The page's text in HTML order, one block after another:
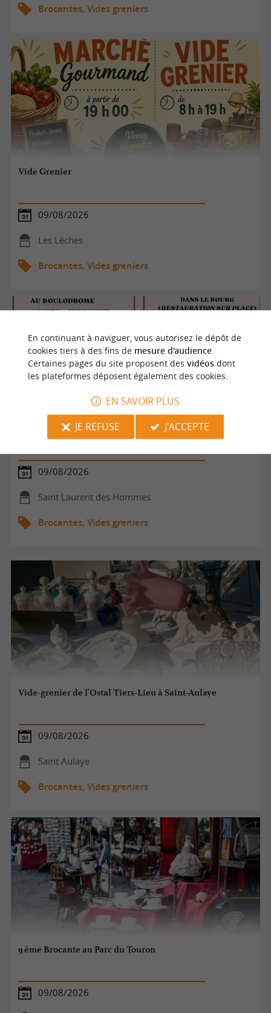
Brocantes, Vides greniers
Vide Grenier
09/08/2026
Les Lèches
Brocantes, Vides greniers
Fête locale : vide grenier, jeux, fête foraine, feu d'artifices
09/08/2026
Saint Laurent des Hommes
Brocantes, Vides greniers
Vide-grenier de l'Ostal Tiers-Lieu à Saint-Aulaye
09/08/2026
Saint Aulaye
Brocantes, Vides greniers
9 ème Brocante au Parc du Touron
09/08/2026
En continuant à naviguer, vous autorisez le dépôt de
cookies tiers à des fins de mesure d'audience.
Certaines pages du site proposent des vidéosdont
les plateformes déposent également des cookies.
EN SAVOIR PLUS
JE REFUSE
J'ACCEPTE